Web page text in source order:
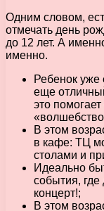
Одним словом,
отмечать день
до 12 лет. А
именно.
Ребенок уже
еще
это
В этом
в кафе: ТЦ
столами и
Идеально
события, где
концерт!;
В этом